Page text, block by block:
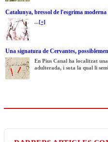
Catalunya, bressol de l'esgrima moderna
...[+]
Una signatura de Cervantes,
En Pius Canal ha localitzat
adulterada, i sota la qual li